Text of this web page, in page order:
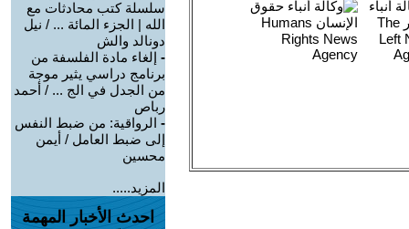
سلسلة كتب محادثات مع
الله | الجزء المائة ... / نيل
دونالد والش
- إلغاء مادة الفلسفة من
برنامج دراسي يثير موجة
من الجدل في الج ... / أحمد
رباص
- الرواقية: من ضبط النفس
إلى ضبط العامل / أيمن
محسين
المزيد.....
احدث الأخبار المهمة